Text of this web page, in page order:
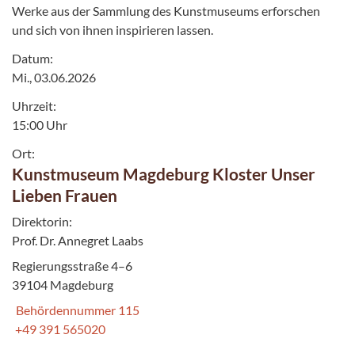
Werke aus der Sammlung des Kunstmuseums erforschen
und sich von ihnen inspirieren lassen.
Datum:
Mi., 03.06.2026
Uhrzeit:
15:00 Uhr
Ort:
Kunstmuseum Magdeburg Kloster Unser
Lieben Frauen
Direktorin:
Prof. Dr. Annegret Laabs
Regierungsstraße 4–6
39104 Magdeburg
Behördennummer 115
+49 391 565020